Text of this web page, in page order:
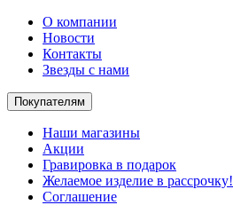
О компании
Новости
Контакты
Звезды с нами
Покупателям
Наши магазины
Акции
Гравировка в подарок
Желаемое изделие в рассрочку!
Соглашение